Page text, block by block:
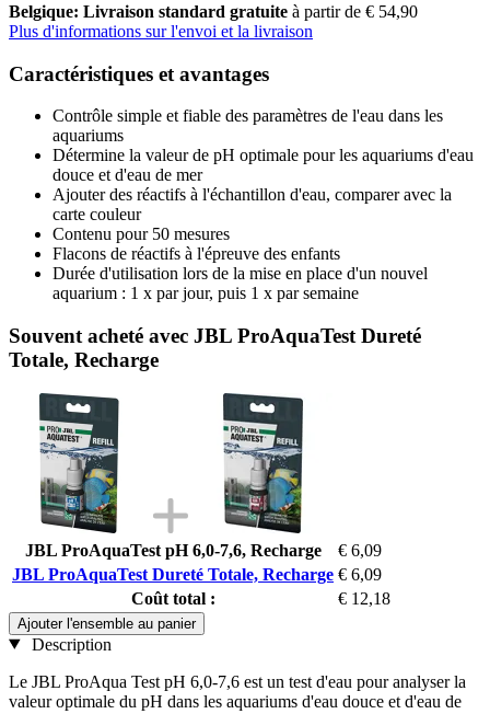
Belgique: Livraison standard gratuite à partir de € 54,90
Plus d'informations sur l'envoi et la livraison
Caractéristiques et avantages
Contrôle simple et fiable des paramètres de l'eau dans les
aquariums
Détermine la valeur de pH optimale pour les aquariums d'eau
douce et d'eau de mer
Ajouter des réactifs à l'échantillon d'eau, comparer avec la
carte couleur
Contenu pour 50 mesures
Flacons de réactifs à l'épreuve des enfants
Durée d'utilisation lors de la mise en place d'un nouvel
aquarium : 1 x par jour, puis 1 x par semaine
Souvent acheté avec JBL ProAquaTest Dureté
Totale, Recharge
JBL ProAquaTest pH 6,0-7,6, Recharge
€ 6,09
JBL ProAquaTest Dureté Totale, Recharge € 6,09
Coût total :
€ 12,18
Ajouter l'ensemble au panier
Description
Le JBL ProAqua Test pH 6,0-7,6 est un test d'eau pour analyser la
valeur optimale du pH dans les aquariums d'eau douce et d'eau de